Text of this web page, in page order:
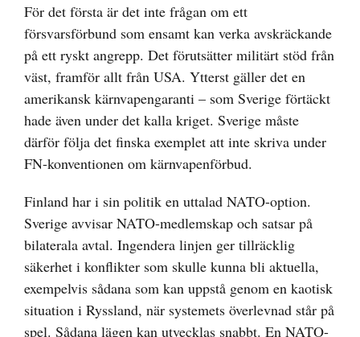
För det första är det inte frågan om ett
försvarsförbund som ensamt kan verka avskräckande
på ett ryskt angrepp. Det förutsätter militärt stöd från
väst, framför allt från USA. Ytterst gäller det en
amerikansk kärnvapengaranti – som Sverige förtäckt
hade även under det kalla kriget. Sverige måste
därför följa det finska exemplet att inte skriva under
FN-konventionen om kärnvapenförbud.
Finland har i sin politik en uttalad NATO-option.
Sverige avvisar NATO-medlemskap och satsar på
bilaterala avtal. Ingendera linjen ger tillräcklig
säkerhet i konflikter som skulle kunna bli aktuella,
exempelvis sådana som kan uppstå genom en kaotisk
situation i Ryssland, när systemets överlevnad står på
spel. Sådana lägen kan utvecklas snabbt. En NATO-